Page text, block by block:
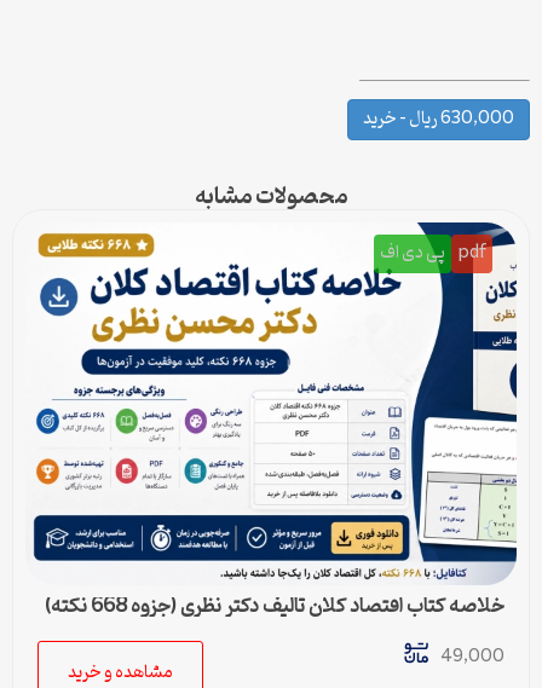
630,000 ریال – خرید
محصولات مشابه
pdf پی دی اف
خلاصه کتاب اقتصاد کلان تالیف دکتر نظری (جزوه 668 نکته)
49,000
مشاهده و خرید